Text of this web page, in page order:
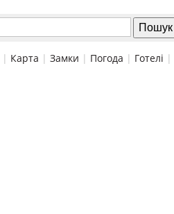
| Карта | Замки | Погода | Готелі |